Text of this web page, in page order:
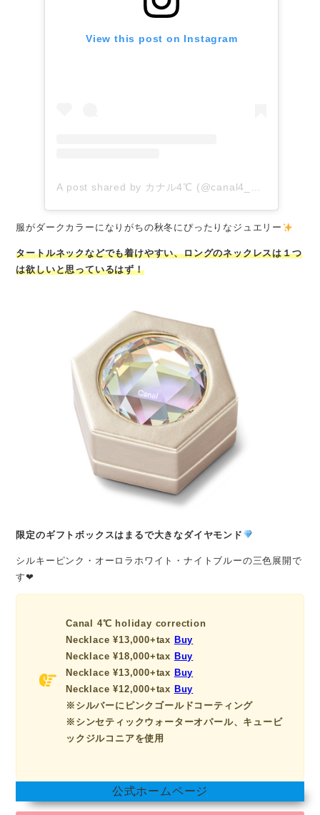
View this post on Instagram
A post shared by カナル4℃ (@canal4_official)
服がダークカラーになりがちの秋冬にぴったりなジュエリー
タートルネックなどでも着けやすい、ロングのネックレスは１つ
は欲しいと思っているはず！
限定のギフトボックスはまるで大きなダイヤモンド
シルキーピンク・オーロラホワイト・ナイトブルーの三色展開で
す❤︎
Canal 4℃ holiday correction
Necklace ¥13,000+tax Buy
Necklace ¥18,000+tax Buy
Necklace ¥13,000+tax Buy
Necklace ¥12,000+tax Buy
※シルバーにピンクゴールドコーティング
※シンセティックウォーターオパール、キュービ
ックジルコニアを使用
公式ホームページ